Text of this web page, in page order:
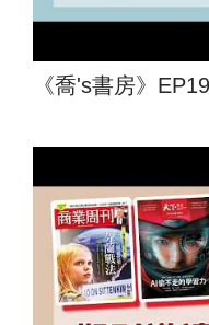
《喬's書房》